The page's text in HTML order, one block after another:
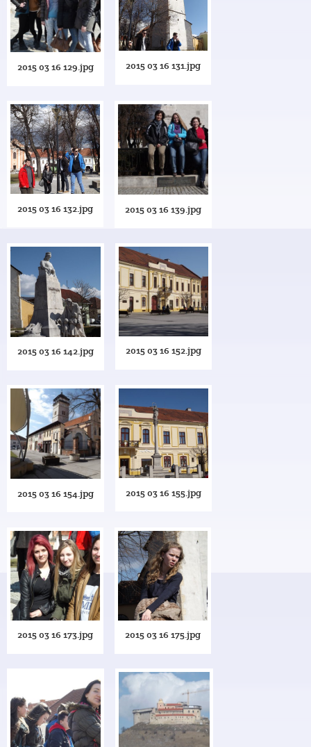
2015 03 16 129.jpg 2015 03 16 131.jpg
2015 03 16 132.jpg 2015 03 16 139.jpg
2015 03 16 142.jpg 2015 03 16 152.jpg
2015 03 16 154.jpg 2015 03 16 155.jpg
2015 03 16 173.jpg 2015 03 16 175.jpg